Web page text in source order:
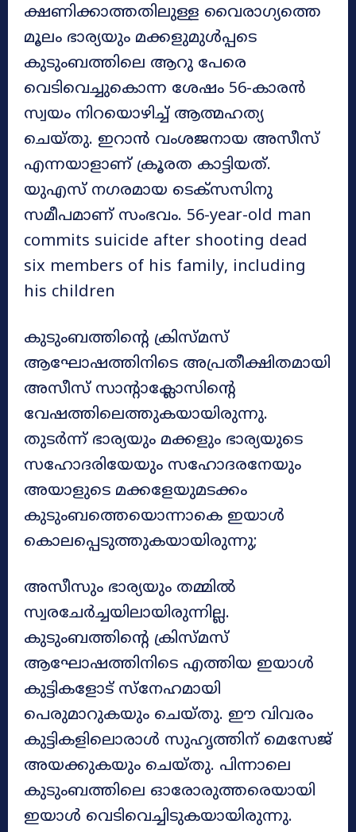
ക്ഷണിക്കാത്തതിലുള്ള വൈരാഗ്യത്തെ
മൂലം ഭാര്യയും മക്കളുമുള്‍പ്പടെ
കുടുംബത്തിലെ ആറു പേരെ
വെടിവെച്ചുകൊന്ന ശേഷം 56-കാരന്‍
സ്വയം നിറയൊഴിച്ച് ആത്മഹത്യ
ചെയ്തു. ഇറാന്‍ വംശജനായ അസീസ്
എന്നയാളാണ് ക്രൂരത കാട്ടിയത്.
യുഎസ് നഗരമായ ടെക്‌സസിനു
സമീപമാണ് സംഭവം. 56-year-old man
commits suicide after shooting dead
six members of his family, including
his children
കുടുംബത്തിന്റെ ക്രിസ്മസ്
ആഘോഷത്തിനിടെ അപ്രതീക്ഷിതമായി
അസീസ് സാന്റാക്ലോസിന്റെ
വേഷത്തിലെത്തുകയായിരുന്നു.
തുടർന്ന് ഭാര്യയും മക്കളും ഭാര്യയുടെ
സഹോദരിയേയും സഹോദരനേയും
അയാളുടെ മക്കളേയുമടക്കം
കുടുംബത്തെയൊന്നാകെ ഇയാൾ
കൊലപ്പെടുത്തുകയായിരുന്നു;
അസീസും ഭാര്യയും തമ്മില്‍
സ്വരചേര്‍ച്ചയിലായിരുന്നില്ല.
കുടുംബത്തിന്റെ ക്രിസ്മസ്
ആഘോഷത്തിനിടെ എത്തിയ ഇയാൾ
കുട്ടികളോട് സ്‌നേഹമായി
പെരുമാറുകയും ചെയ്തു. ഈ വിവരം
കുട്ടികളിലൊരാള്‍ സുഹൃത്തിന് മെസേജ്
അയക്കുകയും ചെയ്തു. പിന്നാലെ
കുടുംബത്തിലെ ഓരോരുത്തരെയായി
ഇയാള്‍ വെടിവെച്ചിടുകയായിരുന്നു.